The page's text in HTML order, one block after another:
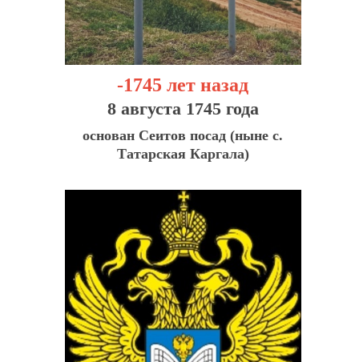
-1745 лет назад
8 августа 1745 года
основан Сеитов посад (ныне с.
Татарская Каргала)